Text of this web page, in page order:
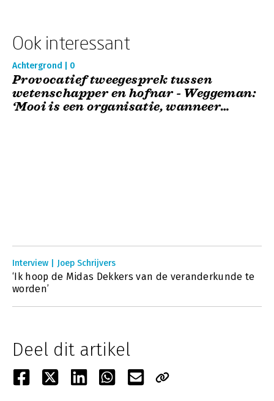
Ook interessant
Achtergrond | 0
Provocatief tweegesprek tussen
wetenschapper en hofnar - Weggeman:
‘Mooi is een organisatie, wanneer
Interview | Joep Schrijvers
‘Ik hoop de Midas Dekkers van de veranderkunde te
worden’
Deel dit artikel